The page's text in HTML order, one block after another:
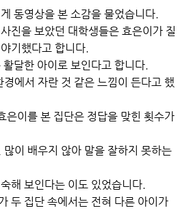
동영상을 본 소감을 물었습니다.
진을 보았던 대학생들은 효은이가 질
기했다고 합니다.
달한 아이로 보인다고 합니다.
에서 자란 것 같은 느낌이 든다고 했
은이를 본 집단은 정답을 맞힌 횟수가
이 배우지 않아 말을 잘하지 못하는
해 보인다는 이도 있었습니다.
두 집단 속에서는 전혀 다른 아이가